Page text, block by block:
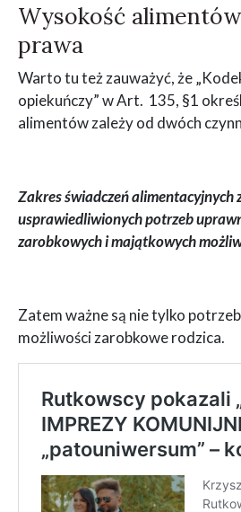
Wysokość
prawa
Warto tu też zauważyć, że
opiekuńczy” w Art. 135, §1
alimentów zależy od dwóch
Zakres świadczeń alimentacyjnych
usprawiedliwionych potrzeb
zarobkowych i majątkowych
Zatem ważne są nie tylko
możliwości zarobkowe rodzica.